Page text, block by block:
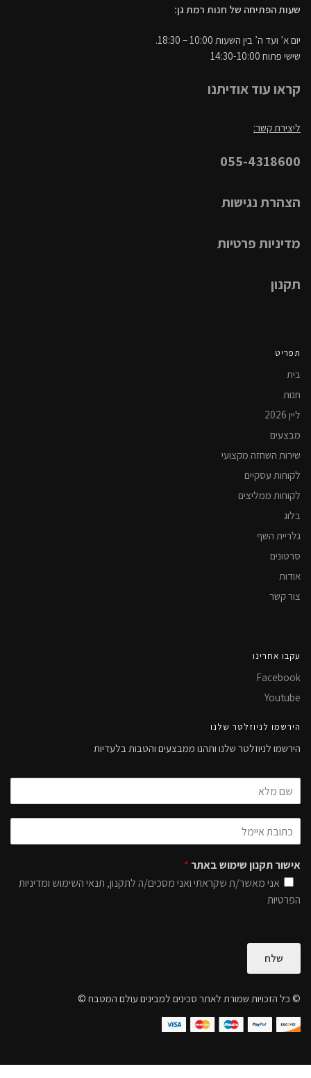
שעות הפתיחה של חנות רמת גן:
יום א’ ועד ה’ בין השעות 10:00 – 18:30.
שישי פתוח 14:30-10:00
קראו עוד אודיתנו
ליצירת קשר:
055-4318600
הצהרת נגישות
מדיניות פרטיות
תקנון
תפריט
בית
חנות
ליין 2026
מבצעים
שירות השחזה מקצועי
לקוחות עסקיים
לקוחות ממליצים
בלוג
גלריית השף
סרטונים
אודות
צור קשר
עקבו אחרינו
Facebook
Youtube
הירשמו לניוזלטר שלנו
הירשמו לניוזלטר שלנו ותהנו ממבצעים והטבות בלעדיות
אישור תקנון שימוש באתר *
אני מאשר/ת שקראתי ואני מסכים/ה לתקנון, תנאי השימוש ומדיניות
הפרטיות
שלח
© כל הזכויות שמורת לאתר סכינים למבינים עולם המטבח ©